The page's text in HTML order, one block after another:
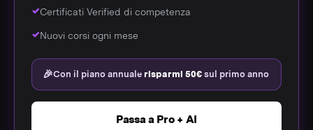
Certificati Verified di competenza
Nuovi corsi ogni mese
🎉Con il piano annuale risparmi 50€ sul primo anno
Passa a Pro + AI